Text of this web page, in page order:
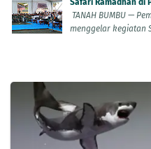
Safari Ramadhan di
TANAH BUMBU —
menggelar kegiatan